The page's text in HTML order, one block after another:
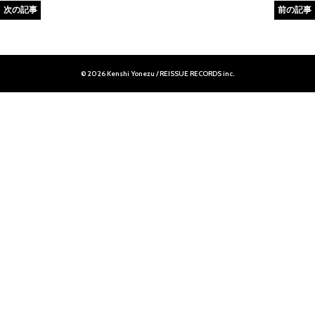
次の記事 前の記事
© 2026 Kenshi Yonezu / REISSUE RECORDS inc.